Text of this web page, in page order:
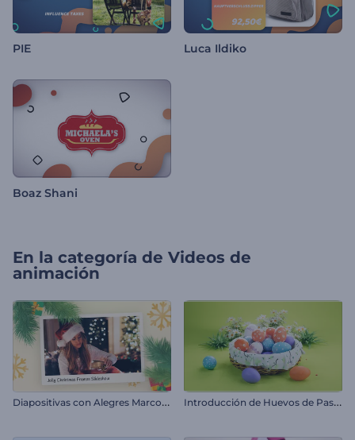
PIE Luca Ildiko
Boaz Shani
En la categoría de Videos de
animación
D
iapositivas con Alegres Marcos Navideños I
ntroducción de Huevos de Pascua